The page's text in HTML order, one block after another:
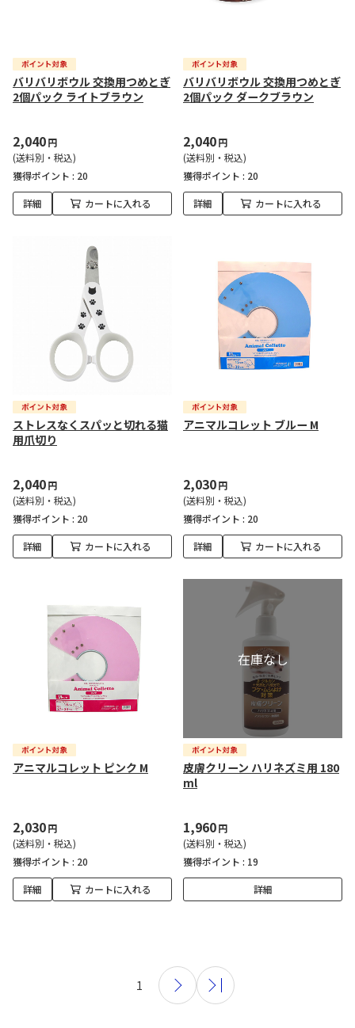
バリバリボウル 交換用つめとぎ
2個パック ライトブラウン
2,040円
(送料別・税込)
獲得ポイント : 20
詳細 カートに入れる
バリバリボウル 交換用つめとぎ
2個パック ダークブラウン
2,040円
(送料別・税込)
獲得ポイント : 20
詳細 カートに入れる
ストレスなくスパッと切れる猫
用爪切り
2,040円
(送料別・税込)
獲得ポイント : 20
詳細 カートに入れる
アニマルコレット ブルー M
2,030円
(送料別・税込)
獲得ポイント : 20
詳細 カートに入れる
アニマルコレット ピンク M
2,030円
(送料別・税込)
獲得ポイント : 20
詳細 カートに入れる
皮膚クリーン ハリネズミ用 180
ml
1,960円
(送料別・税込)
獲得ポイント : 19
詳細
1